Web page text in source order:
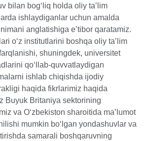
bilan bog‘liq holda oliy taʼlim
ishlaydiganlar uchun amalda
anglatishiga eʼtibor qaratamiz.
o‘z institutlarini boshqa oliy taʼlim
shuningdek, universitet
qo‘llab-quvvatlaydigan
ishlab chiqishda ijodiy
haqida fikrlarimiz haqida
Buyuk Britaniya sektorining
va O‘zbekiston sharoitida maʼlumot
mumkin bo‘lgan yondashuvlar va
samarali boshqaruvning